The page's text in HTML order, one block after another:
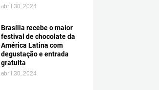
abril 30, 2024
Brasília recebe o maior
festival de chocolate da
América Latina com
degustação e entrada
gratuita
abril 30, 2024